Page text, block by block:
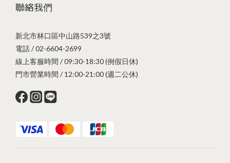
聯絡我們
新北市林口區中山路539之3號
電話 / 02-6604-2699
線上客服時間 / 09:30-18:30 (例假日休)
門市營業時間 / 12:00-21:00 (週二公休)